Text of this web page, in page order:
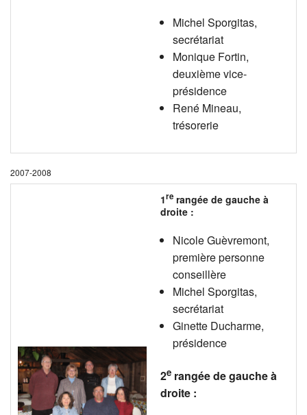
Michel Sporgitas,
secrétariat
Monique Fortin,
deuxième vice-
présidence
René Mineau,
trésorerie
2007-2008
1re rangée de gauche à
droite :
Nicole Guèvremont,
première personne
conseillère
Michel Sporgitas,
secrétariat
Ginette Ducharme,
présidence
2e rangée de gauche à
droite :